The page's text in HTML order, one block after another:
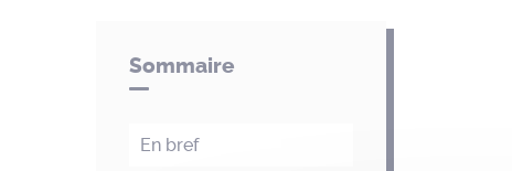
Sommaire
En bref